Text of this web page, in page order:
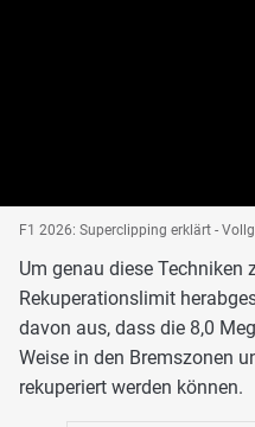
F1 2026: Superclipping erklärt -
Um genau diese Techniken
Rekuperationslimit
davon aus, dass die 8,0
Weise in den Bremszonen
rekuperiert werden können.